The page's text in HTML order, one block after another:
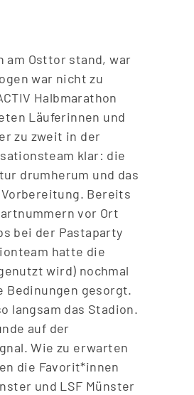
am Osttor stand, war
war nicht zu
Halbmarathon
Läuferinnen und
zu zweit in der
klar: die
drumherum und das
Bereits
vor Ort
bei der Pastaparty
hatte die
wird) nochmal
Bedinungen gesorgt.
langsam das Stadion.
auf der
Wie zu erwarten
die Favorit*innen
und LSF Münster